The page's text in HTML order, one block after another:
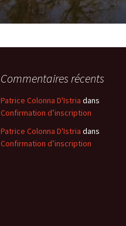
Commentaires récents
Patrice Colonna D'Istria dans
Confirmation d’inscription
Patrice Colonna D'Istria dans
Confirmation d’inscription